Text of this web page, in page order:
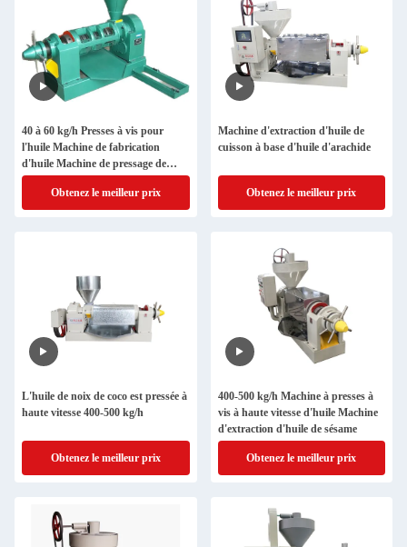
40 à 60 kg/h Presses à vis pour
l'huile Machine de fabrication
d'huile Machine de pressage de
l'huile Machine de pressage de
Obtenez le meilleur prix
Machine d'extraction d'huile de
cuisson à base d'huile d'arachide
Obtenez le meilleur prix
L'huile de noix de coco est pressée à
haute vitesse 400-500 kg/h
Obtenez le meilleur prix
400-500 kg/h Machine à presses à
vis à haute vitesse d'huile Machine
d'extraction d'huile de sésame
Obtenez le meilleur prix